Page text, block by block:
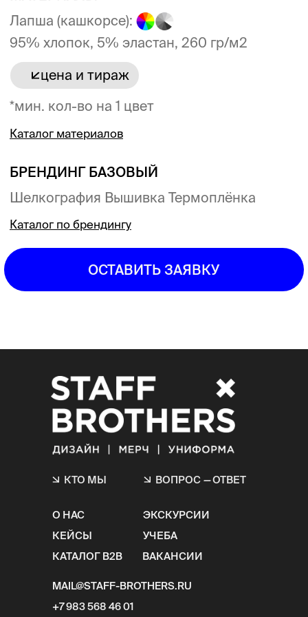
MAIL@STAFF-BROTHERS.RU
+7 983 568 46 01
О НАС
КЕЙСЫ
КАТАЛОГ B2B
ЭКСКУРСИИ
УЧЕБА
ВАКАНСИИ
КТО МЫ ВОПРОС —ОТВЕТ